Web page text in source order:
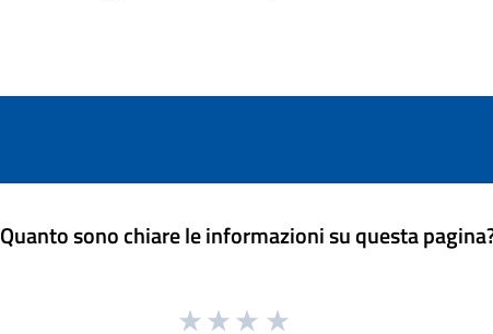
Quanto sono chiare le informazioni su questa